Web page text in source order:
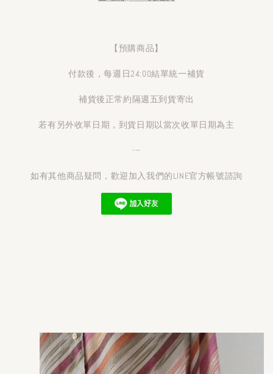
【預購商品】
付款後，每週日24:00結單統一補貨
補貨後正常約隔週五到貨寄出
若有另外收單日期，到貨日期以當次收單日期為主
---
如有其他商品疑問，歡迎加入我們的LINE官方帳號諮詢